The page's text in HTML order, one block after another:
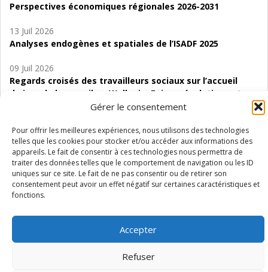
Gérer le consentement
Pour offrir les meilleures expériences, nous utilisons des technologies
telles que les cookies pour stocker et/ou accéder aux informations des
appareils. Le fait de consentir à ces technologies nous permettra de
traiter des données telles que le comportement de navigation ou les ID
uniques sur ce site. Le fait de ne pas consentir ou de retirer son
consentement peut avoir un effet négatif sur certaines caractéristiques et
fonctions.
Accepter
Refuser
Perspectives économiques régionales 2026-2031
13 Juil 2026
Analyses endogènes et spatiales de l’ISADF 2025
09 Juil 2026
Regards croisés des travailleurs sociaux sur l’accueil
de jour de bas seuil en Wallonie. Enjeux, évolutions et
06 Juil 2026
Étude d’évaluabilité des Structures
d’accompagnement à l’autocréation d’emploi (SAACE)
01 Juil 2026
Pénurie du personnel infirmier :quels indicateurs
Wallonie ?